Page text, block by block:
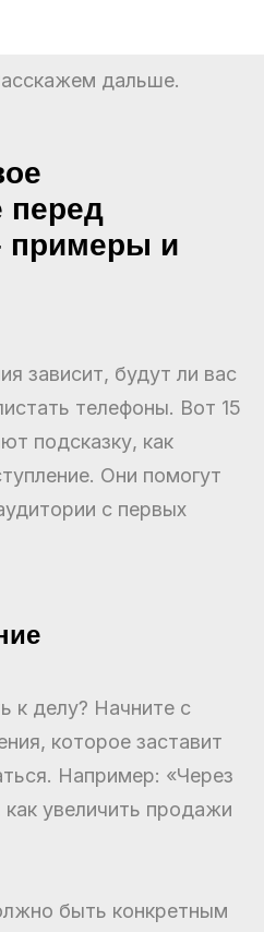
дальше.
перед
примеры и
зависит, будут ли вас
телефоны. Вот 15
подсказку, как
Они помогут
с первых
к делу? Начните с
которое заставит
Например: «Через
увеличить продажи
быть конкретным